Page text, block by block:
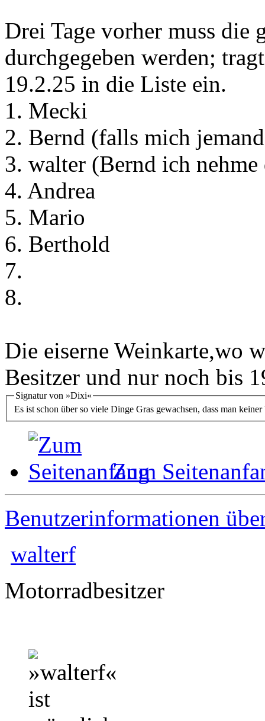
Drei Tage vorher muss die
durchgegeben werden;
19.2.25 in die Liste ein.
1. Mecki
2. Bernd (falls mich
3. walter (Bernd ich
4. Andrea
5. Mario
6. Berthold
7.
8.
Die eiserne Weinkarte,wo
Besitzer und nur noch bis
Signatur von »Dixi«
Es ist schon über so viele Dinge Gras gewachsen, dass man
Zum
Benutzerinformationen
walterf
Motorradbesitzer